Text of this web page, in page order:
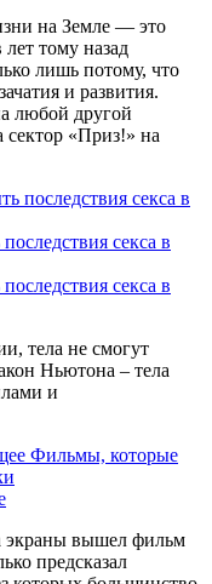
на Земле — это
тому назад
лишь потому, что
и развития.
любой другой
сектор «Приз!» на
секса в
секса в
тела не смогут
Ньютона – тела
и
Фильмы, которые
экраны вышел фильм
предсказал